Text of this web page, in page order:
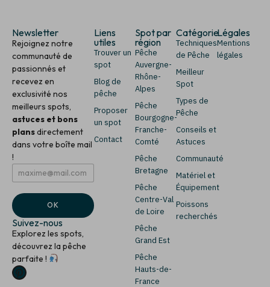
Newsletter
Rejoignez notre
communauté de
passionnés et
recevez en
exclusivité nos
meilleurs spots,
astuces et bons
plansdirectement
dans votre boîte mail
!
E
m
i
l
E
m
a
i
l
E
m
E
m
i
l
*
OK
Suivez-nous
Explorez les spots,
découvrez la pêche
parfaite !
Liens
utiles
Trouver un
spot
Blog de
pêche
Proposer
un spot
Contact
Spot par
région
Pêche
Auvergne-
Rhône-
Alpes
Pêche
Bourgogne-
Franche-
Comté
Pêche
Bretagne
Pêche
Centre-Val
de Loire
Pêche
Grand Est
Pêche
Hauts-de-
France
Catégorie
Techniques
de Pêche
Meilleur
Spot
Types de
Pêche
Conseils et
Astuces
Communauté
Matériel et
Équipement
Poissons
recherchés
Légales
Mentions
légales